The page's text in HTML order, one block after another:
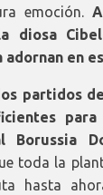
emoción.
diosa
en
partidos
toda la
hasta